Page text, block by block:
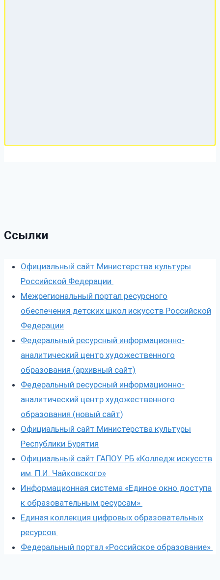
Ссылки
Официальный сайт Министерства культуры
Российской Федерации
Межрегиональный портал ресурсного
обеспечения детских школ искусств Российской
Федерации
Федеральный ресурсный информационно-
аналитический центр художественного
образования (архивный сайт)
Федеральный ресурсный информационно-
аналитический центр художественного
образования (новый сайт)
Официальный сайт Министерства культуры
Республики Бурятия
Официальный сайт ГАПОУ РБ «Колледж искусств
им. П.И. Чайковского»
Информационная система «Единое окно доступа
к образовательным ресурсам»
Единая коллекция цифровых образовательных
ресурсов
Федеральный портал «Российское образование»